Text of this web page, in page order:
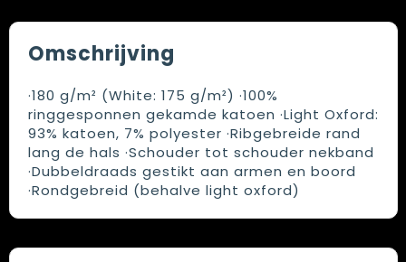
Omschrijving
·180 g/m² (White: 175 g/m²) ·100%
ringgesponnen gekamde katoen ·Light Oxford:
93% katoen, 7% polyester ·Ribgebreide rand
lang de hals ·Schouder tot schouder nekband
·Dubbeldraads gestikt aan armen en boord
·Rondgebreid (behalve light oxford)